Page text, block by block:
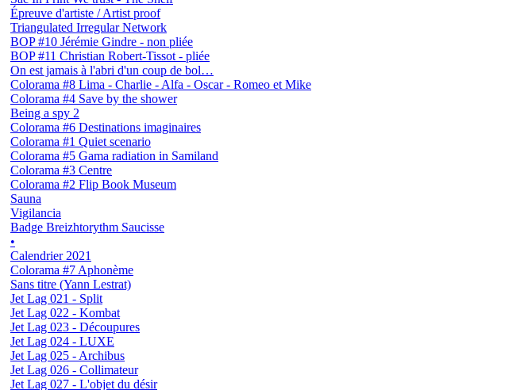
Épreuve d'artiste / Artist proof
Triangulated Irregular Network
BOP #10 Jérémie Gindre - non pliée
BOP #11 Christian Robert-Tissot - pliée
On est jamais à l'abri d'un coup de bol…
Colorama #8 Lima - Charlie - Alfa - Oscar - Romeo et Mike
Colorama #4 Save by the shower
Being a spy 2
Colorama #6 Destinations imaginaires
Colorama #1 Quiet scenario
Colorama #5 Gama radiation in Samiland
Colorama #3 Centre
Colorama #2 Flip Book Museum
Sauna
Vigilancia
Badge Breizhtorythm Saucisse
•
Calendrier 2021
Colorama #7 Aphonème
Sans titre (Yann Lestrat)
Jet Lag 021 - Split
Jet Lag 022 - Kombat
Jet Lag 023 - Découpures
Jet Lag 024 - LUXE
Jet Lag 025 - Archibus
Jet Lag 026 - Collimateur
Jet Lag 027 - L'objet du désir